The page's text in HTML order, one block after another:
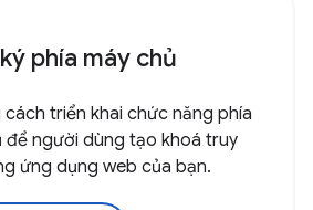
phía máy chủ
cách triển khai chức năng phía
để người dùng tạo khoá truy
ứng dụng web của bạn.